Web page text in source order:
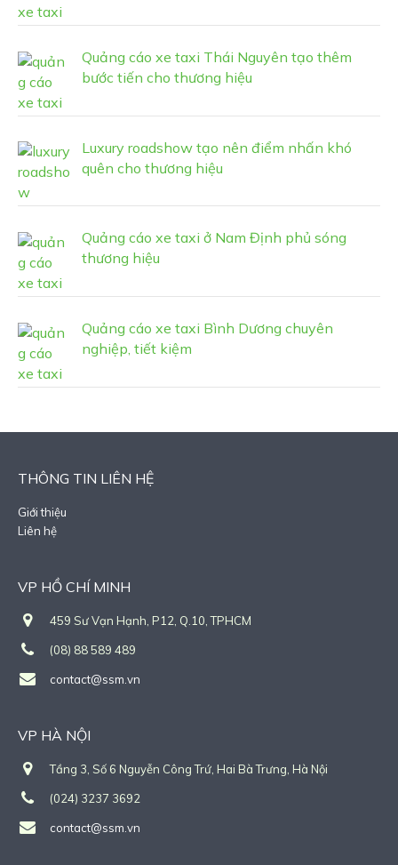
Quảng cáo xe taxi Thái Nguyên tạo thêm
bước tiến cho thương hiệu
Luxury roadshow tạo nên điểm nhấn khó
quên cho thương hiệu
Quảng cáo xe taxi ở Nam Định phủ sóng
thương hiệu
Quảng cáo xe taxi Bình Dương chuyên
nghiệp, tiết kiệm
THÔNG TIN LIÊN HỆ
Giới thiệu
Liên hệ
VP HỒ CHÍ MINH
459 Sư Vạn Hạnh, P12, Q.10, TPHCM
(08) 88 589 489
contact@ssm.vn
VP HÀ NỘI
Tầng 3, Số 6 Nguyễn Công Trứ, Hai Bà Trưng, Hà Nội
(024) 3237 3692
contact@ssm.vn